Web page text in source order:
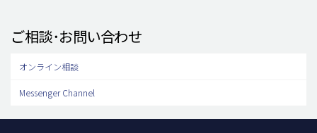
ご相談･お問い合わせ
オンライン相談
Messenger Channel